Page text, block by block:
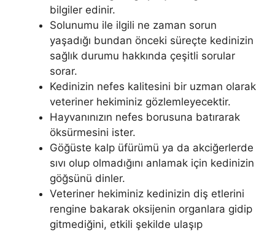
bilgiler edinir.
Solunumu ile ilgili ne zaman sorun
yaşadığı bundan önceki süreçte kedinizin
sağlık durumu hakkında çeşitli sorular
sorar.
Kedinizin nefes kalitesini bir uzman olarak
veteriner hekiminiz gözlemleyecektir.
Hayvanınızın nefes borusuna batırarak
öksürmesini ister.
Göğüste kalp üfürümü ya da akciğerlerde
sıvı olup olmadığını anlamak için kedinizin
göğsünü dinler.
Veteriner hekiminiz kedinizin diş etlerini
rengine bakarak oksijenin organlara gidip
gitmediğini, etkili şekilde ulaşıp